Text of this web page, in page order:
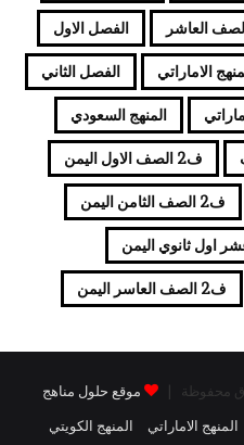
العاشر الفصل الاول
الاماراتي الفصل الثاني
المنهج السعودي
ف2 الصف الاول اليمن
ف2 الصف الثامن اليمن
ف2 الصف العاسر اليمن
موقع حلول مناهج
المنهج الاماراتي المنهج الكويتي